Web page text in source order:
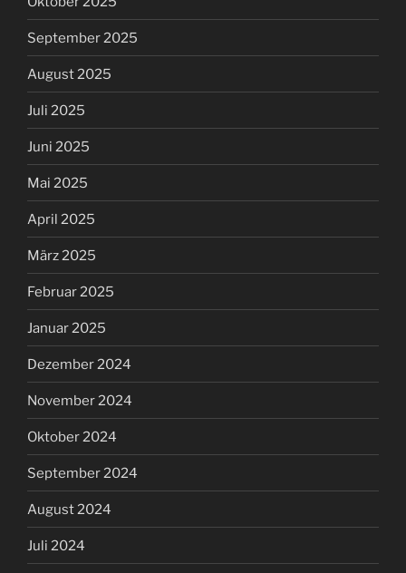
September 2025
August 2025
Juli 2025
Juni 2025
Mai 2025
April 2025
März 2025
Februar 2025
Januar 2025
Dezember 2024
November 2024
Oktober 2024
September 2024
August 2024
Juli 2024